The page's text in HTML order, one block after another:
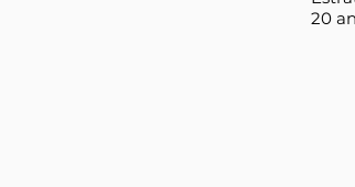
20